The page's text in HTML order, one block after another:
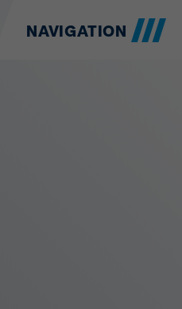
NAVIGATION